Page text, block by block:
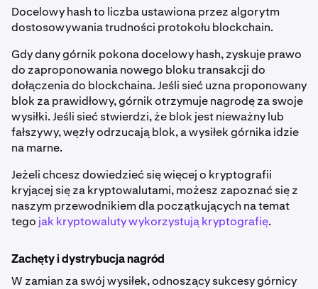
Docelowy hash to liczba ustawiona przez algorytm
dostosowywania trudności protokołu blockchain.
Gdy dany górnik pokona docelowy hash, zyskuje prawo
do zaproponowania nowego bloku transakcji do
dołączenia do blockchaina. Jeśli sieć uzna proponowany
blok za prawidłowy, górnik otrzymuje nagrodę za swoje
wysiłki. Jeśli sieć stwierdzi, że blok jest nieważny lub
fałszywy, węzły odrzucają blok, a wysiłek górnika idzie
na marne.
Jeżeli chcesz dowiedzieć się więcej o kryptografii
kryjącej się za kryptowalutami, możesz zapoznać się z
naszym przewodnikiem dla początkujących na temat
tego jak kryptowaluty wykorzystują kryptografię.
Zachęty i dystrybucja nagród
W zamian za swój wysiłek, odnoszący sukcesy górnicy